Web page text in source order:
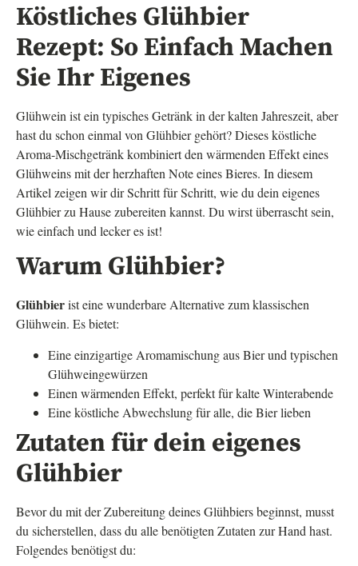
Köstliches Glühbier
Rezept: So Einfach Machen
Sie Ihr Eigenes
Glühwein ist ein typisches Getränk in der kalten Jahreszeit, aber
hast du schon einmal von Glühbier gehört? Dieses köstliche
Aroma-Mischgetränk kombiniert den wärmenden Effekt eines
Glühweins mit der herzhaften Note eines Bieres. In diesem
Artikel zeigen wir dir Schritt für Schritt, wie du dein eigenes
Glühbier zu Hause zubereiten kannst. Du wirst überrascht sein,
wie einfach und lecker es ist!
Warum Glühbier?
Glühbierist eine wunderbare Alternative zum klassischen
Glühwein. Es bietet:
Eine einzigartige Aromamischung aus Bier und typischen
Glühweingewürzen
Einen wärmenden Effekt, perfekt für kalte Winterabende
Eine köstliche Abwechslung für alle, die Bier lieben
Zutaten für dein eigenes
Glühbier
Bevor du mit der Zubereitung deines Glühbiers beginnst, musst
du sicherstellen, dass du alle benötigten Zutaten zur Hand hast.
Folgendes benötigst du: